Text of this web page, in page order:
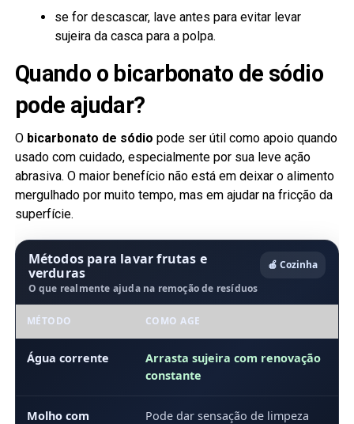
se for descascar, lave antes para evitar levar
sujeira da casca para a polpa.
Quando o bicarbonato de sódio
pode ajudar?
O bicarbonato de sódio pode ser útil como apoio quando
usado com cuidado, especialmente por sua leve ação
abrasiva. O maior benefício não está em deixar o alimento
mergulhado por muito tempo, mas em ajudar na fricção da
superfície.
Métodos para lavar frutas e
verduras
O que realmente ajuda na remoção de resíduos
🍎 Cozinha
MÉTODO COMO AGE
Água corrente
Arrasta sujeira com renovação
constante
Molho com
Pode dar sensação de limpeza